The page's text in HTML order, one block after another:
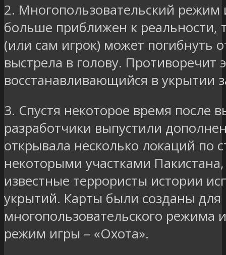
2. Многопользовательский режим
больше приближен к реальности,
(или сам игрок) может погибнуть
выстрела в голову. Противоречит
восстанавливающийся в укрытии
3. Спустя некоторое время после
разработчики выпустили
открывала несколько локаций по
некоторыми участками
известные террористы истории
укрытий. Карты были созданы для
многопользовательского режима
режим игры – «Охота».